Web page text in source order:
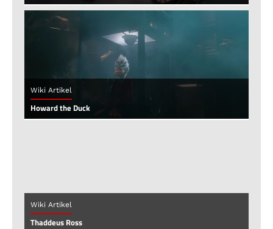
Wiki Artikel
Howard the Duck
Wiki Artikel
Thaddeus Ross